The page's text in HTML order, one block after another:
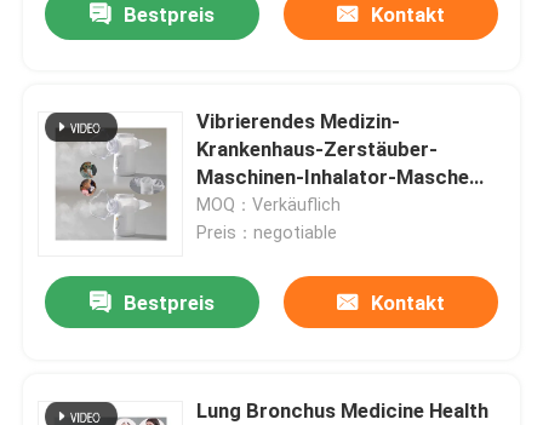
Bestpreis Kontakt
Vibrierendes Medizin-
Krankenhaus-Zerstäuber-
Maschinen-Inhalator-Masche
ABS-PC Mundstück
MOQ：Verkäuflich
Preis：negotiable
Bestpreis Kontakt
Lung Bronchus Medicine Health